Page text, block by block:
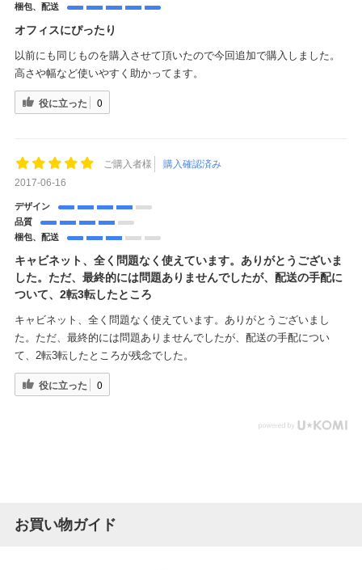
梱包、配送
オフィスにぴったり
以前にも同じものを購入させて頂いたので今回追加で購入しました。
高さや幅など使いやすく助かってます。
役に立った 0
ご購入者様
購入確認済み
2017-06-16
デザイン
品質
梱包、配送
キャビネット、全く問題なく使えています。ありがとうございま
した。ただ、最終的には問題ありませんでしたが、配送の手配に
ついて、2転3転したところ
キャビネット、全く問題なく使えています。ありがとうございまし
た。ただ、最終的には問題ありませんでしたが、配送の手配につい
て、2転3転したところが残念でした。
役に立った 0
お買い物ガイド